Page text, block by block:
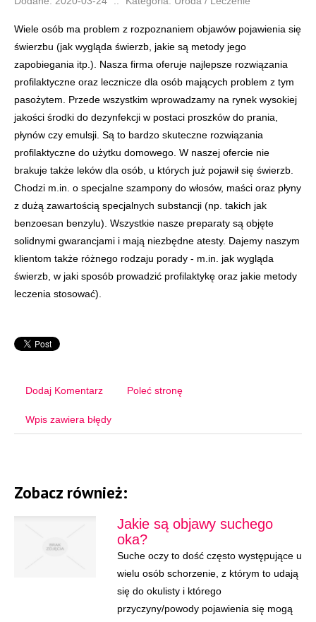
Wiele osób ma problem z rozpoznaniem objawów pojawienia się
świerzbu (jak wygląda świerzb, jakie są metody jego
zapobiegania itp.). Nasza firma oferuje najlepsze rozwiązania
profilaktyczne oraz lecznicze dla osób mających problem z tym
pasożytem. Przede wszystkim wprowadzamy na rynek wysokiej
jakości środki do dezynfekcji w postaci proszków do prania,
płynów czy emulsji. Są to bardzo skuteczne rozwiązania
profilaktyczne do użytku domowego. W naszej ofercie nie
brakuje także leków dla osób, u których już pojawił się świerzb.
Chodzi m.in. o specjalne szampony do włosów, maści oraz płyny
z dużą zawartością specjalnych substancji (np. takich jak
benzoesan benzylu). Wszystkie nasze preparaty są objęte
solidnymi gwarancjami i mają niezbędne atesty. Dajemy naszym
klientom także różnego rodzaju porady - m.in. jak wygląda
świerzb, w jaki sposób prowadzić profilaktykę oraz jakie metody
leczenia stosować).
Dodaj Komentarz Poleć stronę
Wpis zawiera błędy
Zobacz również:
Jakie są objawy suchego
oka?
Suche oczy to dość często występujące u
wielu osób schorzenie, z którym to udają
się do okulisty i którego
przyczyny/powody pojawienia się mogą